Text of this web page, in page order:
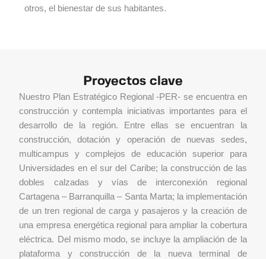
otros, el bienestar de sus habitantes.
Proyectos clave
Nuestro Plan Estratégico Regional -PER- se encuentra en
construcción y contempla iniciativas importantes para el
desarrollo de la región. Entre ellas se encuentran la
construcción, dotación y operación de nuevas sedes,
multicampus y complejos de educación superior para
Universidades en el sur del Caribe; la construcción de las
dobles calzadas y vías de interconexión regional
Cartagena – Barranquilla – Santa Marta; la implementación
de un tren regional de carga y pasajeros y la creación de
una empresa energética regional para ampliar la cobertura
eléctrica. Del mismo modo, se incluye la ampliación de la
plataforma y construcción de la nueva terminal de